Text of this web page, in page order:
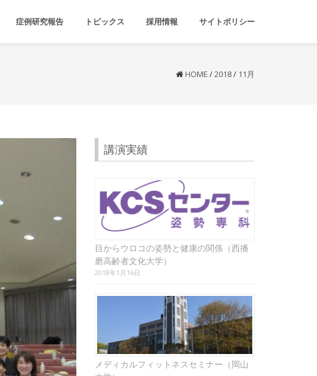
症例研究報告 トピックス 採用情報 サイトポリシー
HOME /2018/ 11月
講演実績
目からウロコの姿勢と健康の関係（西播
磨高齢者文化大学）
2018年1月16日
メディカルフィットネスセミナー（岡山